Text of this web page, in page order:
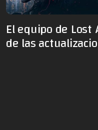
El equipo de
de las